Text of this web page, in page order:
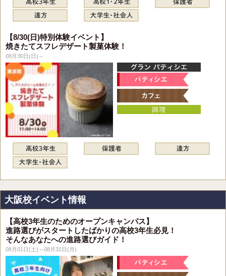
【8/30(日)特別体験イベント】
焼きたてスフレデザート製菓体験！
08月30日(日)～
大阪校イベント情報
【高校3年生のためのオープンキャンパス】
進路選びがスタートしたばかりの高校3年生必見！
そんなあなたへの進路選びガイド！
08月01日(土)～08月31日(月)